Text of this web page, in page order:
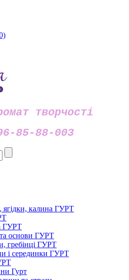
творчості
85-88-003
ягідки, калина ГУРТ
ГУРТ
основи ГУРТ
гребінці ГУРТ
і серединки ГУРТ
Гурт